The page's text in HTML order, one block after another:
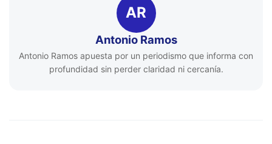
AR
Antonio Ramos
Antonio Ramos apuesta por un periodismo que informa con
profundidad sin perder claridad ni cercanía.